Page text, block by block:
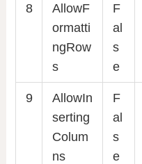
8
AllowF
ormatti
ngRow
s
F
al
s
e
9
AllowIn
serting
Colum
ns
F
al
s
e